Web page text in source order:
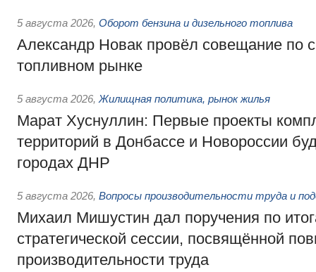
5 августа 2026, Оборот бензина и дизельного топлива
Александр Новак провёл совещание по
топливном рынке
5 августа 2026, Жилищная политика, рынок жилья
Марат Хуснуллин: Первые проекты
территорий в Донбассе и Новороссии
городах ДНР
5 августа 2026, Вопросы производительности труда и
Михаил Мишустин дал поручения по
стратегической сессии, посвящённой
производительности труда